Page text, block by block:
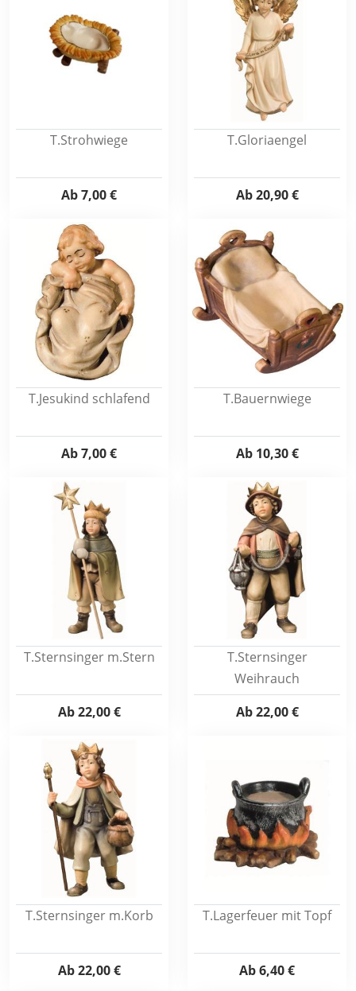
T.Strohwiege
Ab7,00 €
T.Gloriaengel
Ab20,90 €
T.Jesukind schlafend
Ab7,00 €
T.Bauernwiege
Ab10,30 €
T.Sternsinger m.Stern
Ab22,00 €
T.Sternsinger
Weihrauch
Ab22,00 €
T.Sternsinger m.Korb
Ab22,00 €
T.Lagerfeuer mit Topf
Ab6,40 €